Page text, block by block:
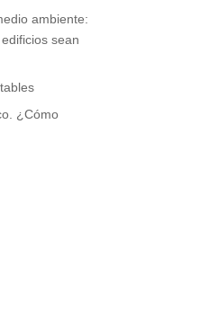
ambiente:
sean
¿Cómo